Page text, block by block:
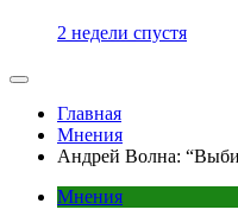
2 недели спустя
Главная
Мнения
Андрей Волна:
Мнения